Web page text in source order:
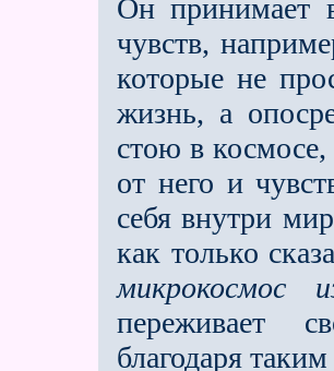
Он принимает
чувств,
которые не
жизнь, а
стою в
от него и
себя внутри
как только
микрокосмос
переживает
благодаря